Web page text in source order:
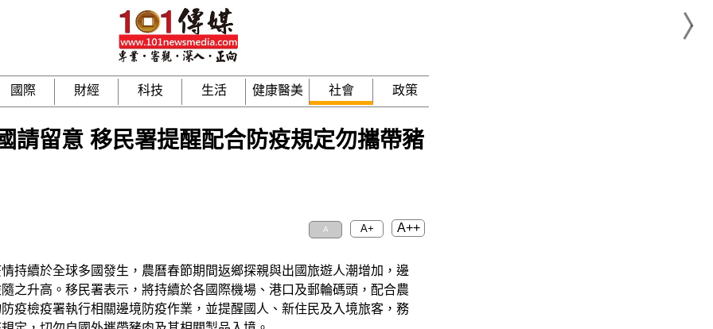
國際 財經 科技 生活 健康醫美 社會 政策
請留意 移民署提醒配合防疫規定勿攜帶豬
A A+ A++
持續於全球多國發生，農曆春節期間返鄉探親與出國旅遊人潮增加，邊
之升高。移民署表示，將持續於各國際機場、港口及郵輪碼頭，配合農
疫檢疫署執行相關邊境防疫作業，並提醒國人、新住民及入境旅客，務